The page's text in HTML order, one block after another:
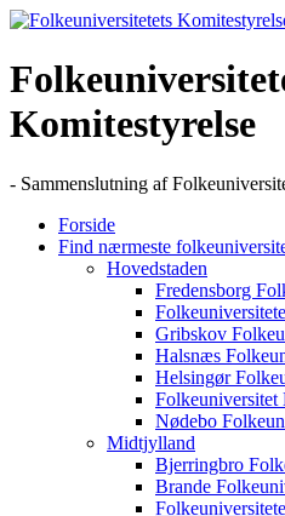
Skip
content
Komitestyrelse
- Sammenslutning af
Forside
Find nærmeste
Hovedstaden
Fredensborg
Gribskov
Halsnæs
Helsingør
Folkeuniversitet
Nødebo
Midtjylland
Bjerringbro
Brande